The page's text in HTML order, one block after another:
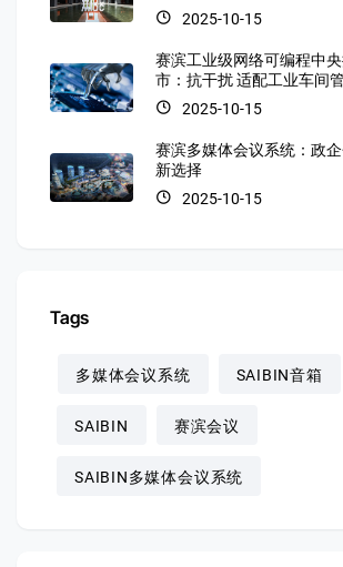
2025-10-15
赛滨工业级网络可编程中
市：抗干扰 适配工业车间
2025-10-15
赛滨多媒体会议系统：政
新选择
2025-10-15
Tags
多媒体会议系统 SAIBIN音箱
SAIBIN 赛滨会议
SAIBIN多媒体会议系统